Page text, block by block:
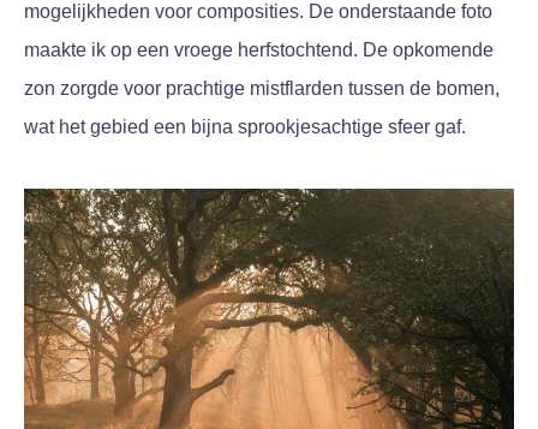
mogelijkheden voor composities. De onderstaande foto
maakte ik op een vroege herfstochtend. De opkomende
zon zorgde voor prachtige mistflarden tussen de bomen,
wat het gebied een bijna sprookjesachtige sfeer gaf.